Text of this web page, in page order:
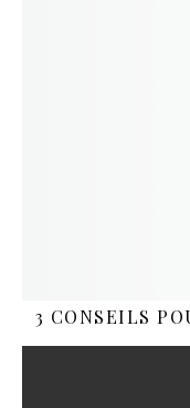
3 CONSEILS